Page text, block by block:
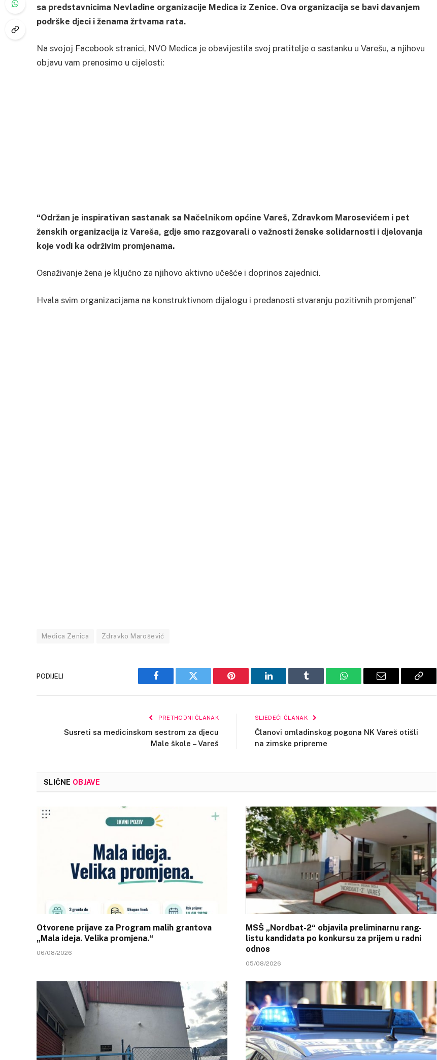
sa predstavnicima Nevladine organizacije Medica iz Zenice. Ova organizacija se bavi davanjem
podrške djeci i ženama žrtvama rata.
Na svojoj Facebook stranici, NVO Medica je obavijestila svoj pratitelje o sastanku u Varešu, a njihovu
objavu vam prenosimo u cijelosti:
“Održan je inspirativan sastanak sa Načelnikom općine Vareš, Zdravkom Marosevićem i pet
ženskih organizacija iz Vareša, gdje smo razgovarali o važnosti ženske solidarnosti i djelovanja
koje vodi ka održivim promjenama.
Osnaživanje žena je ključno za njihovo aktivno učešće i doprinos zajednici.
Hvala svim organizacijama na konstruktivnom dijalogu i predanosti stvaranju pozitivnih promjena!”
Medica Zenica Zdravko Marošević
PODIJELI
Facebook Twitter Pinterest LinkedIn Tumblr WhatsAppEmail
Copy
PRETHODNI ČLANAK
Susreti sa medicinskom sestrom za djecu
Male škole – Vareš
SLJEDEĆI ČLANAK
Članovi omladinskog pogona NK Vareš otišli
na zimske pripreme
SLIČNE OBJAVE
Otvorene prijave za Program malih grantova
„Mala ideja. Velika promjena.“
06/08/2026
MSŠ „Nordbat-2“ objavila preliminarnu rang-
listu kandidata po konkursu za prijem u radni
odnos
05/08/2026